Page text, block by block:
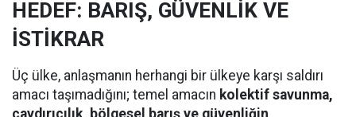
HEDEF: BARIŞ, GÜVENLİK VE
İSTİKRAR
Üç ülke, anlaşmanın herhangi bir ülkeye karşı saldırı
amacı taşımadığını; temel amacın kolektif savunma,